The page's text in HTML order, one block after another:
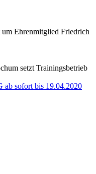
Ehrenmitglied Friedrich
setzt Trainingsbetrieb
ab sofort bis 19.04.2020